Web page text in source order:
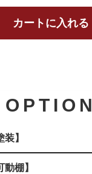
OPTION
】
棚】